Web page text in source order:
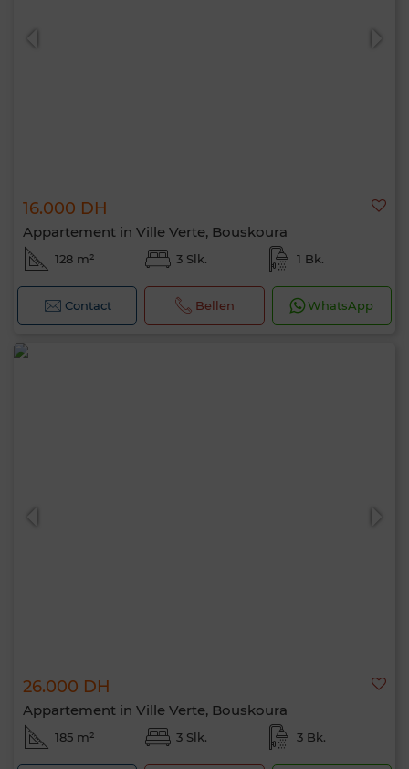
16.000 DH
Appartement in Ville Verte, Bouskoura
128 m² 3 Slk. 1 Bk.
Contact Bellen WhatsApp
26.000 DH
Appartement in Ville Verte, Bouskoura
185 m² 3 Slk. 3 Bk.